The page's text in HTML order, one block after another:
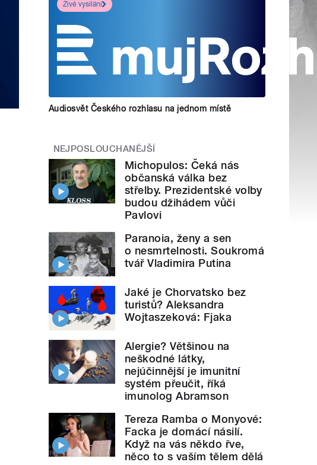
Živé vysílání
Audiosvět Českého rozhlasu na jednom místě
NEJPOSLOUCHANĚJŠÍ
Michopulos: Čeká nás
občanská válka bez
střelby. Prezidentské volby
budou džihádem vůči
Pavlovi
Paranoia, ženy a sen
o nesmrtelnosti. Soukromá
tvář Vladimira Putina
Jaké je Chorvatsko bez
turistů? Aleksandra
Wojtaszeková: Fjaka
Alergie? Většinou na
neškodné látky,
nejúčinnější je imunitní
systém přeučit, říká
imunolog Abramson
Tereza Ramba o Monyové:
Facka je domácí násilí.
Když na vás někdo řve,
něco to s vaším tělem dělá